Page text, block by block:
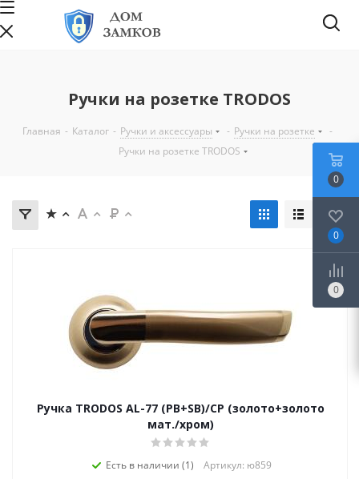
Ручки на розетке TRODOS
Главная - Каталог - Ручки и аксессуары - Ручки на розетке
-
Ручки на розетке TRODOS
Ручка TRODOS AL-77 (PB+SB)/CP (золото+золото
мат./хром)
Есть в наличии (1) Артикул: ю859
0
0
0